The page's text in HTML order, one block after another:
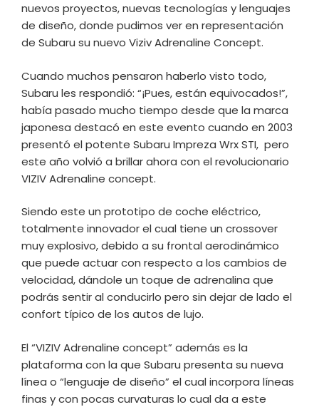
nuevos proyectos, nuevas tecnologías y lenguajes
de diseño, donde pudimos ver en representación
de Subaru su nuevo Viziv Adrenaline Concept.
Cuando muchos pensaron haberlo visto todo,
Subaru les respondió: “¡Pues, están equivocados!”,
había pasado mucho tiempo desde que la marca
japonesa destacó en este evento cuando en 2003
presentó el potente Subaru Impreza Wrx STI, pero
este año volvió a brillar ahora con el revolucionario
VIZIV Adrenaline concept.
Siendo este un prototipo de coche eléctrico,
totalmente innovador el cual tiene un crossover
muy explosivo, debido a su frontal aerodinámico
que puede actuar con respecto a los cambios de
velocidad, dándole un toque de adrenalina que
podrás sentir al conducirlo pero sin dejar de lado el
confort típico de los autos de lujo.
El “VIZIV Adrenaline concept” además es la
plataforma con la que Subaru presenta su nueva
línea o “lenguaje de diseño” el cual incorpora líneas
finas y con pocas curvaturas lo cual da a este